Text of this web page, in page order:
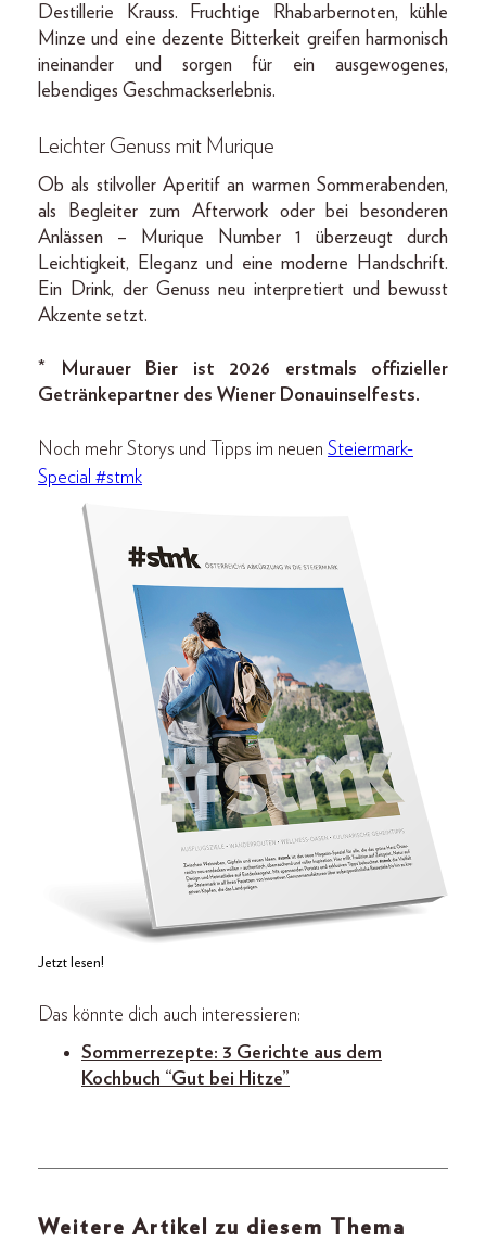
Destillerie Krauss. Fruchtige Rhabarbernoten, kühle
Minze und eine dezente Bitterkeit greifen harmonisch
ineinander und sorgen für ein ausgewogenes,
lebendiges Geschmackserlebnis.
Leichter Genuss mit Murique
Ob als stilvoller Aperitif an warmen Sommerabenden,
als Begleiter zum Afterwork oder bei besonderen
Anlässen – Murique Number 1 überzeugt durch
Leichtigkeit, Eleganz und eine moderne Handschrift.
Ein Drink, der Genuss neu interpretiert und bewusst
Akzente setzt.
*
Murauer Bier ist 2026 erstmals offizieller
Getränkepartner des Wiener Donauinselfests.
Noch mehr Storys und Tipps im neuen Steiermark-
Special #stmk
Jetzt lesen!
Das könnte dich auch interessieren:
Sommerrezepte: 3 Gerichte aus dem
Kochbuch “Gut bei Hitze”
Weitere Artikel zu diesem Thema